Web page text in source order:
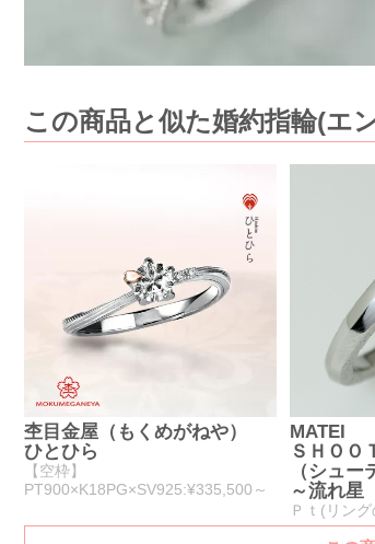
この商品と似た婚約指輪(エ
杢目金屋（もくめがねや）
ひとひら
【空枠】
PT900×K18PG×SV925:¥335,500～
MATEI
ＳＨＯ
（シュ
～流れ星
Ｐｔ(リン